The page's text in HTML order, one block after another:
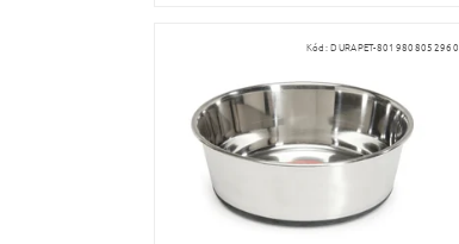
Kód:DURAPET-8019808052960